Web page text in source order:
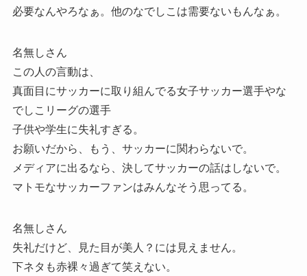
必要なんやろなぁ。他のなでしこは需要ないもんなぁ。
名無しさん
この人の言動は、
真面目にサッカーに取り組んでる女子サッカー選手やな
でしこリーグの選手
子供や学生に失礼すぎる。
お願いだから、もう、サッカーに関わらないで。
メディアに出るなら、決してサッカーの話はしないで。
マトモなサッカーファンはみんなそう思ってる。
名無しさん
失礼だけど、見た目が美人？には見えません。
下ネタも赤裸々過ぎて笑えない。